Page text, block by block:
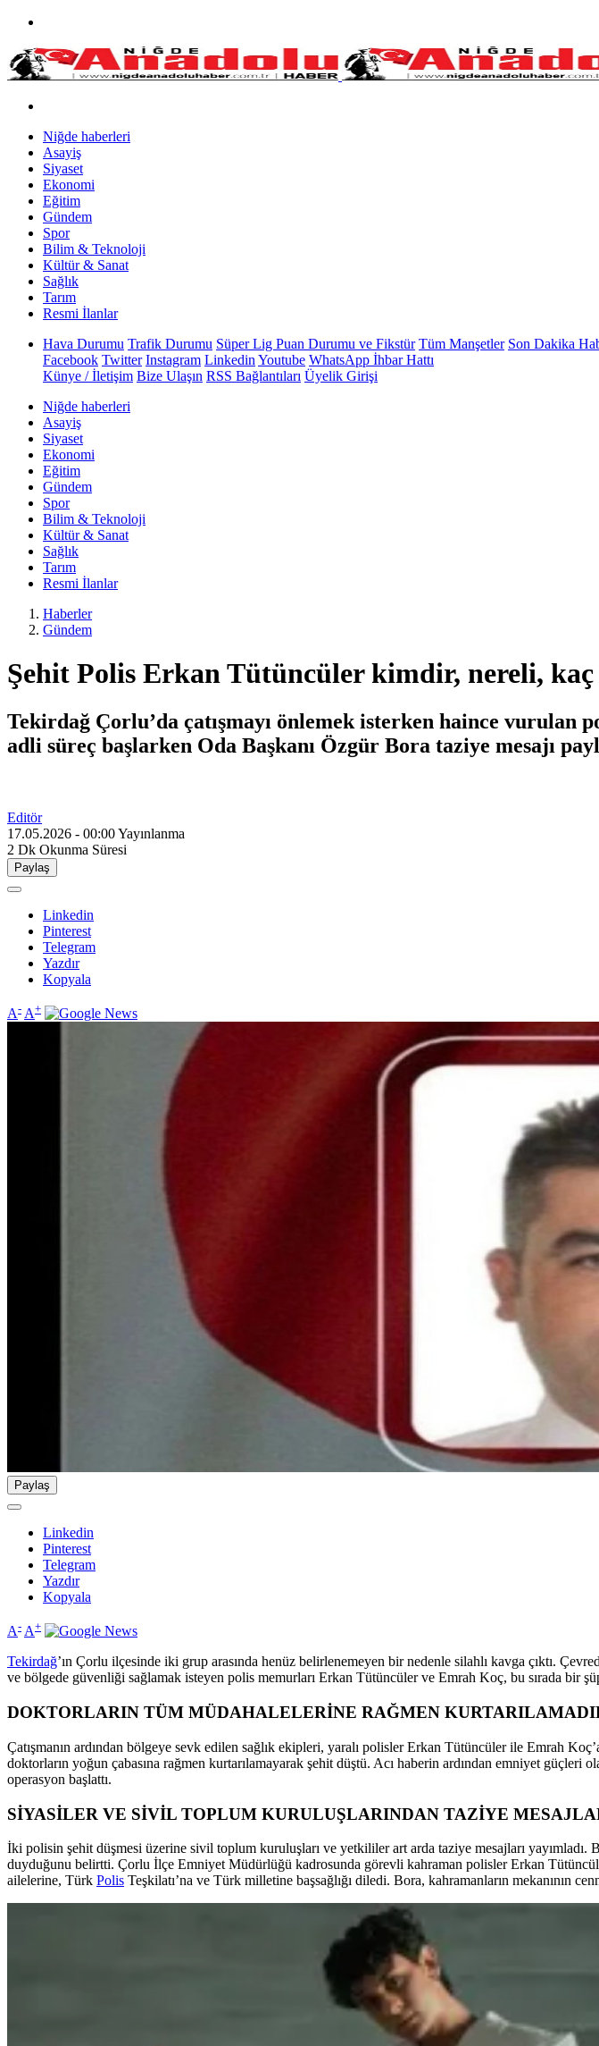
Niğde haberleri
Asayiş
Siyaset
Ekonomi
Eğitim
Gündem
Spor
Bilim & Teknoloji
Kültür & Sanat
Sağlık
Tarım
Resmi İlanlar
Hava Durumu Trafik Durumu Süper Lig Puan Durumu ve Fikstür Tüm Manşetler Son Dakika
Facebook Twitter Instagram Linkedin Youtube WhatsApp İhbar Hattı
Künye / İletişim Bize Ulaşın RSS Bağlantıları Üyelik Girişi
Niğde haberleri
Asayiş
Siyaset
Ekonomi
Eğitim
Gündem
Spor
Bilim & Teknoloji
Kültür & Sanat
Sağlık
Tarım
Resmi İlanlar
Haberler
Gündem
Şehit Polis Erkan Tütüncüler kimdir, nereli,
Tekirdağ Çorlu’da çatışmayı önlemek isterken haince
adli süreç başlarken Oda Başkanı Özgür Bora taziye mesajı
Editör
17.05.2026 - 00:00Yayınlanma
2 Dk Okunma Süresi
Paylaş
Linkedin
Pinterest
Telegram
Yazdır
Kopyala
A- A+
Paylaş
Linkedin
Pinterest
Telegram
Yazdır
Kopyala
A- A+
Tekirdağ’ın Çorlu ilçesinde iki grup arasında henüz belirlenemeyen bir nedenle silahlı kavga çıktı.
ve bölgede güvenliği sağlamak isteyen polis memurları Erkan Tütüncüler ve Emrah Koç, bu sırada bir
DOKTORLARIN TÜM MÜDAHALELERİNE RAĞMEN
Çatışmanın ardından bölgeye sevk edilen sağlık ekipleri, yaralı polisler Erkan Tütüncüler ile Emrah
doktorların yoğun çabasına rağmen kurtarılamayarak şehit düştü. Acı haberin ardından emniyet
operasyon başlattı.
SİYASİLER VE SİVİL TOPLUM KURULUŞLARINDAN TAZİYE
İki polisin şehit düşmesi üzerine sivil toplum kuruluşları ve yetkililer art arda taziye mesajları yayımladı.
duyduğunu belirtti. Çorlu İlçe Emniyet Müdürlüğü kadrosunda görevli kahraman polisler Erkan
ailelerine, Türk Polis Teşkilatı’na ve Türk milletine başsağlığı diledi. Bora, kahramanların mekanının